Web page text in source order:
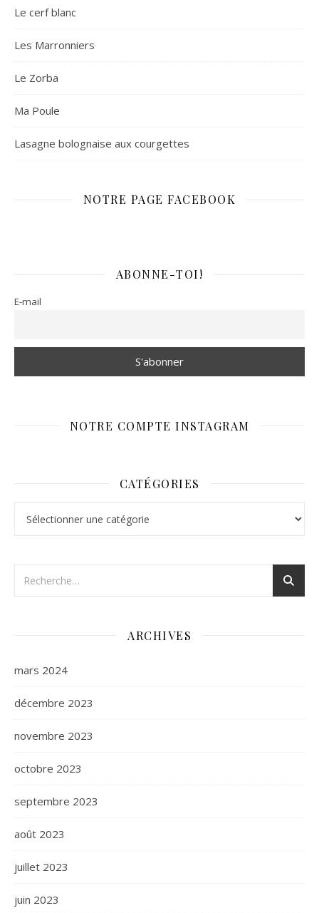
Le cerf blanc
Les Marronniers
Le Zorba
Ma Poule
Lasagne bolognaise aux courgettes
NOTRE PAGE FACEBOOK
ABONNE-TOI!
E-mail
NOTRE COMPTE INSTAGRAM
CATÉGORIES
ARCHIVES
mars 2024
décembre 2023
novembre 2023
octobre 2023
septembre 2023
août 2023
juillet 2023
juin 2023